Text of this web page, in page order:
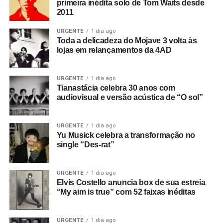
De qualquer jeito, Bruce fi a primeira participação
especial de grande repercussão na história recente do
The Coverups e, naturalmente, chamou muito mais
atenção do que os próprios shows da banda. Ainda
conta própria – dimensões políticas ao Joy Division.
Ele enquadrou o Joy Division como uma resposta ao
clima social britânico do fim dos anos 1970, à ascensão
do thatcherismo e ao autoritarismo. O filme intercala
imagens da banda com entrevistas com um sujeito
chamado James Anderton, chefe de polícia da Grande
Manchester e tido por artistas, jovens e membros da
comunidade gay local como um agente da repressão.
Há também referências ao romance
Yehiel Dinur, que popularizou o termo “joy division” (como
referência aos grupos de mulheres judias aprisionadas
em campos de concentração, que se prostituíam para
soldados nazistas durante a Segunda Guerra Mundial).
Já era algo que causava polêmica, mas quanto à visão
do JD como resposta ao autoritarismo, muita gente
reclama que Whitehead impôs um viés político à banda.
primeira inédita solo de Tom Waits desde
2011
URGENTE 1 dia ago
Toda a delicadeza do Mojave 3 volta às
lojas em relançamentos da 4AD
URGENTE 1 dia ago
Tianastácia celebra 30 anos com
audiovisual e versão acústica de “O sol”
URGENTE 1 dia ago
Yu Musick celebra a transformação no
single “Des-rat”
URGENTE 1 dia ago
Elvis Costello anuncia box de sua estreia
“My aim is true” com 52 faixas inéditas
URGENTE 1 dia ago